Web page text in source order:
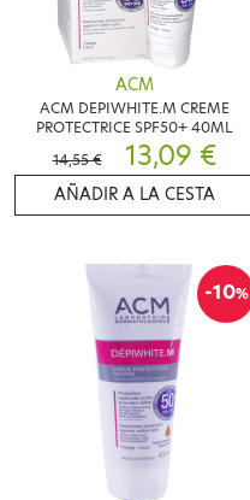
ACM
ACM DEPIWHITE.M CREME
PROTECTRICE SPF50+ 40ML
14,55 €
13,09 €
AÑADIR A LA CESTA
-10%